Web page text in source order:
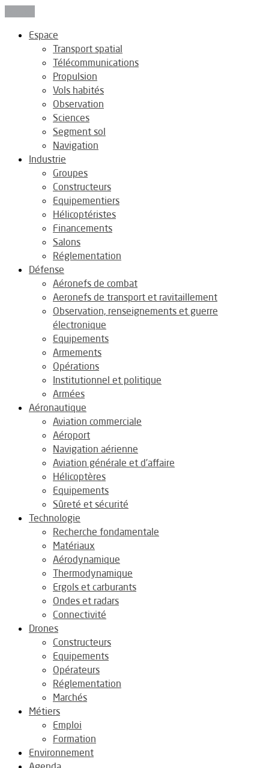
Espace
Transport spatial
Télécommunications
Propulsion
Vols habités
Observation
Sciences
Segment sol
Navigation
Industrie
Groupes
Constructeurs
Equipementiers
Hélicoptéristes
Financements
Salons
Réglementation
Défense
Aéronefs de combat
Aeronefs de transport et ravitaillement
Observation, renseignements et guerre
électronique
Equipements
Armements
Opérations
Institutionnel et politique
Armées
Aéronautique
Aviation commerciale
Aéroport
Navigation aérienne
Aviation générale et d’affaire
Hélicoptères
Equipements
Sûreté et sécurité
Technologie
Recherche fondamentale
Matériaux
Aérodynamique
Thermodynamique
Ergols et carburants
Ondes et radars
Connectivité
Drones
Constructeurs
Equipements
Opérateurs
Réglementation
Marchés
Métiers
Emploi
Formation
Environnement